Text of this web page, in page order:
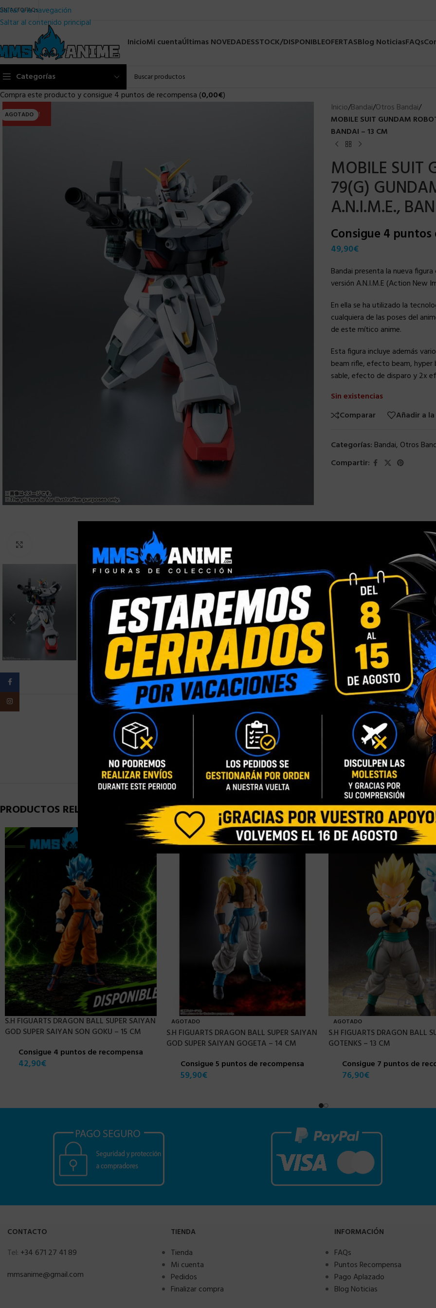
Saltar a la navegación
Saltar al contenido principal
FAQs
InicioMi cuentaÚltimas NOVEDADESSTOCK/DISPONIBLEOFERTASBlog NoticiasFAQs
Categorías
Compra este producto y consigue 4 puntos de recompensa (0,00€)
AGOTADO
ULTIMA!! Inicio/Bandai/Otros Bandai/
MOBILE SUIT GUNDAM
BANDAI – 13 CM
MOBILE SUIT
79(G)
A.N.I.M.E.,
Consigue 4
49,90€
Bandai presenta la nueva
versión A.N.I.M.E (Action New
En ella se ha utilizado la
cualquiera de las poses del
de este mítico anime.
Esta figura incluye además
beam rifle, efecto beam,
sable, efecto de disparo y 2x
Sin existencias
Comparar
Añadir a
Categorías: Bandai, Otros
Compartir:
INFORMACIÓN ADICIONAL VALORACIONES (0)
PRODUCTOS RELACIONADOS
S.H FIGUARTS DRAGON BALL SUPER SAIYAN
GOD SUPER SAIYAN SON GOKU – 15 CM
Consigue 4 puntos de recompensa
42,90€
AGOTADO
S.H FIGUARTS DRAGON BALL SUPER SAIYAN
GOD SUPER SAIYAN GOGETA – 14 CM
Consigue 5 puntos de recompensa
59,90€
AGOTADO
S.H FIGUARTS DRAGON BALL
GOTENKS – 13 CM
Consigue 7 puntos de
76,90€
CONTACTO
Tel: +34 671 27 41 89
mmsanime@gmail.com
TIENDA
Tienda
Mi cuenta
Pedidos
Finalizar compra
INFORMACIÓN
FAQs
Puntos Recompensa
Pago Aplazado
Blog Noticias